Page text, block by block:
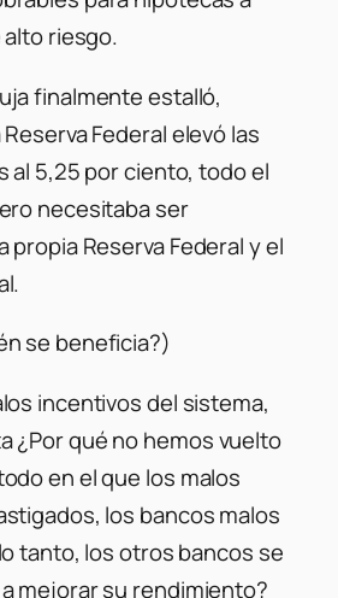
riesgo.
finalmente estalló,
Federal elevó las
al 5,25 por ciento, todo el
necesitaba ser
propia Reserva Federal y el
se beneficia?)
incentivos del sistema,
¿Por qué no hemos vuelto
en el que los malos
los bancos malos
tanto, los otros bancos se
mejorar su rendimiento?